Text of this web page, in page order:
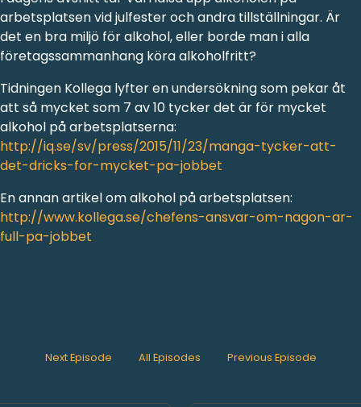
arbetsplatsen vid julfester och andra tillställningar. Är
det en bra miljö för alkohol, eller borde man i alla
företagssammanhang köra alkoholfritt?
Tidningen Kollega lyfter en undersökning som pekar åt
att så mycket som 7 av 10 tycker det är för mycket
alkohol på arbetsplatserna:
http://iq.se/sv/press/2015/11/23/manga-tycker-att-
det-dricks-for-mycket-pa-jobbet
En annan artikel om alkohol på arbetsplatsen:
http://www.kollega.se/chefens-ansvar-om-nagon-ar-
full-pa-jobbet
Next Episode All Episodes Previous Episode